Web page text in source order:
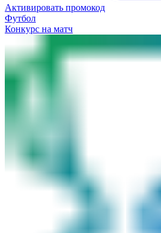
Активировать промокод
Футбол
Конкурс на матч